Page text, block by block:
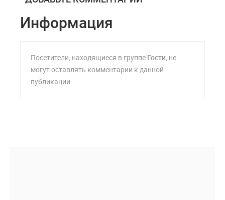
Информация
Посетители, находящиеся в группе Гости, не
могут оставлять комментарии к данной
публикации.